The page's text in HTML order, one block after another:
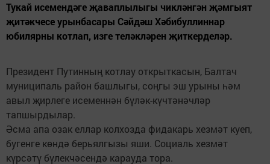
Тукай исемендәге җаваплылыгы чикләнгән җәмгыят
җитәкчесе урынбасары Сәйдәш Хәбибуллиннар
юбилярны котлап, изге теләкләрен җиткерделәр.
Президент Путинның котлау открыткасын, Балтач
муниципаль район башлыгы, соңгы эш урыны һәм
авыл җирлеге исеменнән бүләк-күчтәнәчләр
тапшырдылар.
Әсма апа озак еллар колхозда фидакарь хезмәт куеп,
бугенге көндә берьялгызы яши. Социаль хезмәт
күрсәтү бүлекчәсендә карауда тора.